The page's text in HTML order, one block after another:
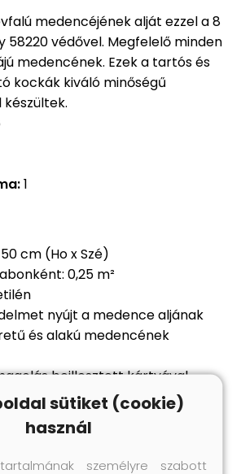
medencéjének alját ezzel a 8
58220 védővel. Megfelelő minden
medencének. Ezek a tartós és
kockák kiváló minőségű
1
cm (Ho x Szé)
0,25 m²
nyújt a medence aljának
és alakú medencének
beillesztett kártyával
darab medencealjvédőt
összesen 2 m²-nyi területet fed
58220
sütiket (cookie)
használ
személyre szabott